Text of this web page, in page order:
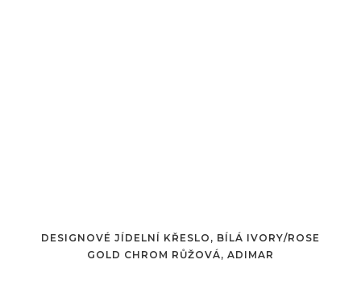
DESIGNOVÉ JÍDELNÍ KŘESLO, BÍLÁ IVORY/ROSE
GOLD CHROM RŮŽOVÁ, ADIMAR